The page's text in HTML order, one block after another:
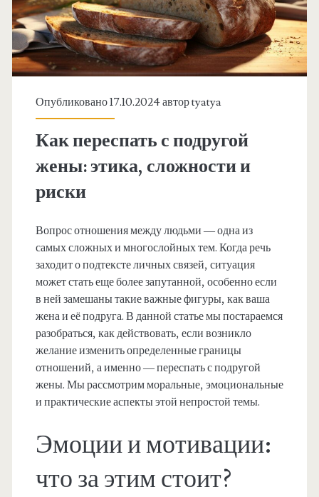
Опубликовано 17.10.2024 авторtyatya
Как переспать с подругой
жены: этика, сложности и
риски
Вопрос отношения между людьми — одна из
самых сложных и многослойных тем. Когда речь
заходит о подтексте личных связей, ситуация
может стать еще более запутанной, особенно если
в ней замешаны такие важные фигуры, как ваша
жена и её подруга. В данной статье мы постараемся
разобраться, как действовать, если возникло
желание изменить определенные границы
отношений, а именно — переспать с подругой
жены. Мы рассмотрим моральные, эмоциональные
и практические аспекты этой непростой темы.
Эмоции и мотивации:
что за этим стоит?